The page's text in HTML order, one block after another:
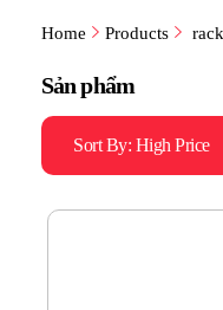
Home Products
Sản phẩm
Sort By: High Price